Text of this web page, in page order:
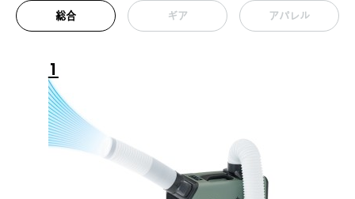
総合 ギア アパレル
1